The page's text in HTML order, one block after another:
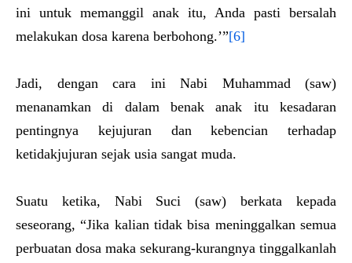
ini untuk memanggil anak itu, Anda pasti bersalah
melakukan dosa karena berbohong.’”[6]
Jadi, dengan cara ini Nabi Muhammad (saw)
menanamkan di dalam benak anak itu kesadaran
pentingnya kejujuran dan kebencian terhadap
ketidakjujuran sejak usia sangat muda.
Suatu ketika, Nabi Suci (saw) berkata kepada
seseorang, “Jika kalian tidak bisa meninggalkan semua
perbuatan dosa maka sekurang-kurangnya tinggalkanlah